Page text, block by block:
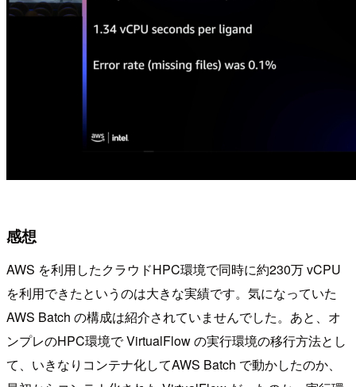
感想
AWS を利用したクラウドHPC環境で同時に約230万 vCPU
を利用できたというのは大きな実績です。気になっていた
AWS Batch の構成は紹介されていませんでした。あと、オ
ンプレのHPC環境で VirtualFlow の実行環境の移行方法とし
て、いきなりコンテナ化してAWS Batch で動かしたのか、